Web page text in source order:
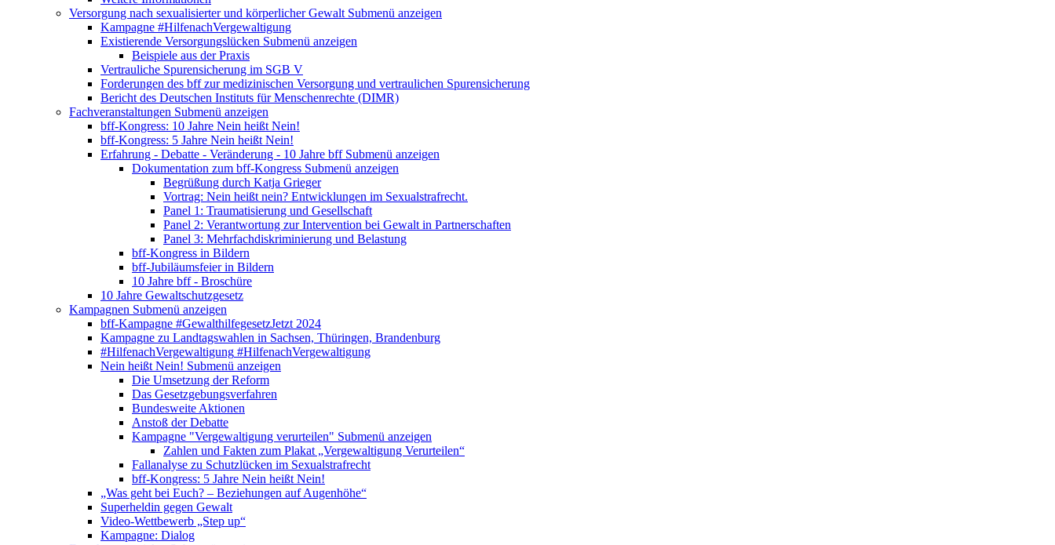
Versorgung nach sexualisierter und körperlicher Gewalt Submenü anzeigen
Kampagne #HilfenachVergewaltigung
Existierende Versorgungslücken Submenü anzeigen
Beispiele aus der Praxis
Vertrauliche Spurensicherung im SGB V
Forderungen des bff zur medizinischen Versorgung und vertraulichen Spurensicherung
Bericht des Deutschen Instituts für Menschenrechte (DIMR)
Fachveranstaltungen Submenü anzeigen
bff-Kongress: 10 Jahre Nein heißt Nein!
bff-Kongress: 5 Jahre Nein heißt Nein!
Erfahrung - Debatte - Veränderung - 10 Jahre bff Submenü anzeigen
Dokumentation zum bff-Kongress Submenü anzeigen
Begrüßung durch Katja Grieger
Vortrag: Nein heißt nein? Entwicklungen im Sexualstrafrecht.
Panel 1: Traumatisierung und Gesellschaft
Panel 2: Verantwortung zur Intervention bei Gewalt in Partnerschaften
Panel 3: Mehrfachdiskriminierung und Belastung
bff-Kongress in Bildern
bff-Jubiläumsfeier in Bildern
10 Jahre bff - Broschüre
10 Jahre Gewaltschutzgesetz
Kampagnen Submenü anzeigen
bff-Kampagne #GewalthilfegesetzJetzt 2024
Kampagne zu Landtagswahlen in Sachsen, Thüringen, Brandenburg
#HilfenachVergewaltigung #HilfenachVergewaltigung
Nein heißt Nein! Submenü anzeigen
Die Umsetzung der Reform
Das Gesetzgebungsverfahren
Bundesweite Aktionen
Anstoß der Debatte
Kampagne "Vergewaltigung verurteilen" Submenü anzeigen
Zahlen und Fakten zum Plakat „Vergewaltigung Verurteilen“
Fallanalyse zu Schutzlücken im Sexualstrafrecht
bff-Kongress: 5 Jahre Nein heißt Nein!
„Was geht bei Euch? – Beziehungen auf Augenhöhe“
Superheldin gegen Gewalt
Video-Wettbewerb „Step up“
Kampagne: Dialog